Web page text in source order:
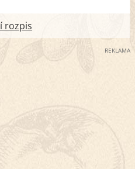
rozpis
REKLAMA